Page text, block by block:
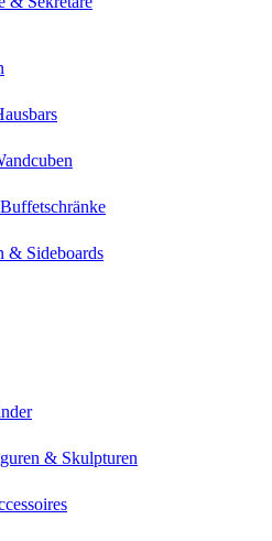
& Sideboards
& Skulpturen